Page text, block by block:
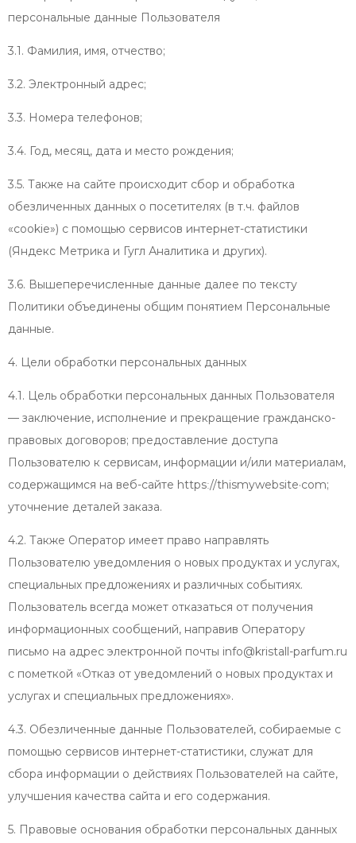
персональные данные Пользователя
3.1. Фамилия, имя, отчество;
3.2. Электронный адрес;
3.3. Номера телефонов;
3.4. Год, месяц, дата и место рождения;
3.5. Также на сайте происходит сбор и обработка
обезличенных данных о посетителях (в т.ч. файлов
«cookie») с помощью сервисов интернет-статистики
(Яндекс Метрика и Гугл Аналитика и других).
3.6. Вышеперечисленные данные далее по тексту
Политики объединены общим понятием Персональные
данные.
4. Цели обработки персональных данных
4.1. Цель обработки персональных данных Пользователя
— заключение, исполнение и прекращение гражданско-
правовых договоров; предоставление доступа
Пользователю к сервисам, информации и/или материалам,
содержащимся на веб-сайте httpsː//thismywebsite·com;
уточнение деталей заказа.
4.2. Также Оператор имеет право направлять
Пользователю уведомления о новых продуктах и услугах,
специальных предложениях и различных событиях.
Пользователь всегда может отказаться от получения
информационных сообщений, направив Оператору
письмо на адрес электронной почты info@kristall-parfum.ru
с пометкой «Отказ от уведомлений о новых продуктах и
услугах и специальных предложениях».
4.3. Обезличенные данные Пользователей, собираемые с
помощью сервисов интернет-статистики, служат для
сбора информации о действиях Пользователей на сайте,
улучшения качества сайта и его содержания.
5. Правовые основания обработки персональных данных